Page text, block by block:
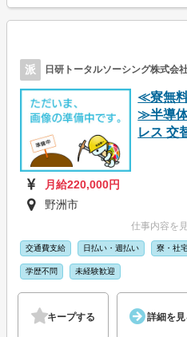
派 日研トータルソーシング株式会
≪寮無
≫半導
レス 交
月給220,000円
野洲市
仕事内容を
交通費支給 日払い・週払い 寮・社
学歴不問 未経験歓迎
キープする 詳細を見